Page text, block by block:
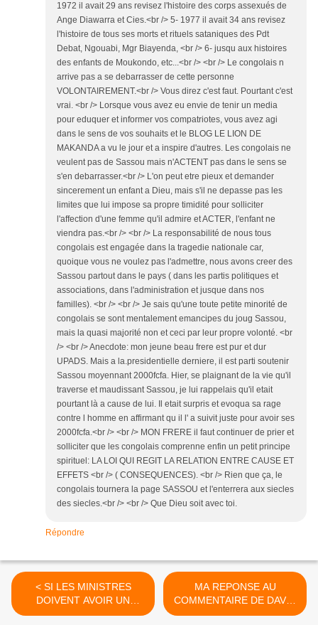
1972 il avait 29 ans revisez l'histoire des corps assexués de
Ange Diawarra et Cies.<br /> 5- 1977 il avait 34 ans revisez
l'histoire de tous ses morts et rituels sataniques des Pdt
Debat, Ngouabi, Mgr Biayenda, <br /> 6- jusqu aux histoires
des enfants de Moukondo, etc...<br /> <br /> Le congolais n
arrive pas a se debarrasser de cette personne
VOLONTAIREMENT.<br /> Vous direz c'est faut. Pourtant c'est
vrai. <br /> Lorsque vous avez eu envie de tenir un media
pour eduquer et informer vos compatriotes, vous avez agi
dans le sens de vos souhaits et le BLOG LE LION DE
MAKANDA a vu le jour et a inspire d'autres. Les congolais ne
veulent pas de Sassou mais n'ACTENT pas dans le sens se
s'en debarrasser.<br /> L'on peut etre pieux et demander
sincerement un enfant a Dieu, mais s'il ne depasse pas les
limites que lui impose sa propre timidité pour solliciter
l'affection d'une femme qu'il admire et ACTER, l'enfant ne
viendra pas.<br /> <br /> La responsabilité de nous tous
congolais est engagée dans la tragedie nationale car,
quoique vous ne voulez pas l'admettre, nous avons creer des
Sassou partout dans le pays ( dans les partis politiques et
associations, dans l'administration et jusque dans nos
familles). <br /> <br /> Je sais qu'une toute petite minorité de
congolais se sont mentalement emancipes du joug Sassou,
mais la quasi majorité non et ceci par leur propre volonté. <br
/> <br /> Anecdote: mon jeune beau frere est pur et dur
UPADS. Mais a la.presidentielle derniere, il est parti soutenir
Sassou moyennant 2000fcfa. Hier, se plaignant de la vie qu'il
traverse et maudissant Sassou, je lui rappelais qu'il etait
pourtant là a cause de lui. Il etait surpris et evoqua sa rage
contre l homme en affirmant qu il l' a suivit juste pour avoir ses
2000fcfa.<br /> <br /> MON FRERE il faut continuer de prier et
solliciter que les congolais comprenne enfin un petit principe
spirituel: LA LOI QUI REGIT LA RELATION ENTRE CAUSE ET
EFFETS <br /> ( CONSEQUENCES). <br /> Rien que ça, le
congolais tournera la page SASSOU et l'enterrera aux siecles
des siecles.<br /> <br /> Que Dieu soit avec toi.
Répondre
< SI LES MINISTRES
DOIVENT AVOIR UN
CHAMP, IL FAUT LES
MA REPONSE AU
COMMENTAIRE DE DAVID
>